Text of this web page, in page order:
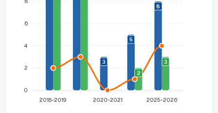
6
4
2
0
3
5
8
2
3
2018-2019 2020-2021 2025-2026